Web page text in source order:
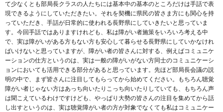
て少なくとも部局長クラスの人たちには基本中の基本のところだけは手話で表
現できるようにしていただきたい。それを契機に県民の皆さま方にも関心を持
っていただき、手話が日常的に使われる長野県にしていきたいと思っていま
す。今回手話ではありますけれども、私は障がい者施策をいろいろ考える中
で、実は障がいがある方もない方も安心して暮らせる長野県にしていかなけれ
ばいけないと思っていますが、障がい者の皆さんに対する、例えばコミュニケ
ーションの仕方というのは、実は一般の障がいがない方同士のコミュニケーシ
ョンにおいても活用できる部分があると思っています。先ほど部局長会議の説
明の中で、まず皆さんに注目してもらってから始めてください。もちろん聴覚
障がい者じゃない方はあっち向いたりこっち向いたりしていても、もちろん声
は聞こえているわけですけども、やっぱり大勢の皆さんの注目を集めてから話
し出すというのは、実は聴覚障がい者の方が対象でなくても私はコミュニケー